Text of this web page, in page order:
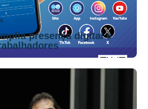
presença digital e